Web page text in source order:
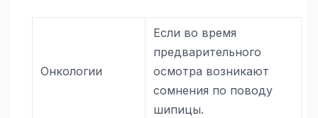
Онкологии
Если во время
предварительного
осмотра возникают
сомнения по поводу
шипицы.